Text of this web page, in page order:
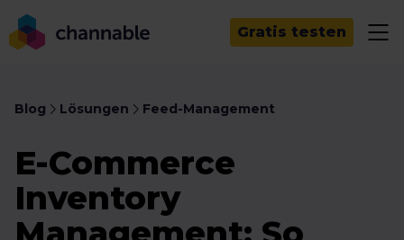
Gratis testen
Blog Lösungen Feed-Management
E-Commerce
Inventory